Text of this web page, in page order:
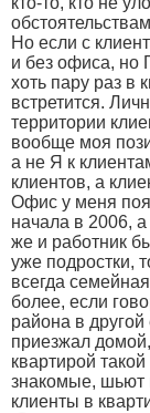
Но если с
и без офиса, но
хоть пару раз в
встретится.
территории
вообще моя
а не Я к
клиентов, а
Офис у меня
начала в 2006,
же и работник
уже подростки,
всегда
более, если
района в другой
приезжал
квартирой
знакомые, шьют
клиенты в